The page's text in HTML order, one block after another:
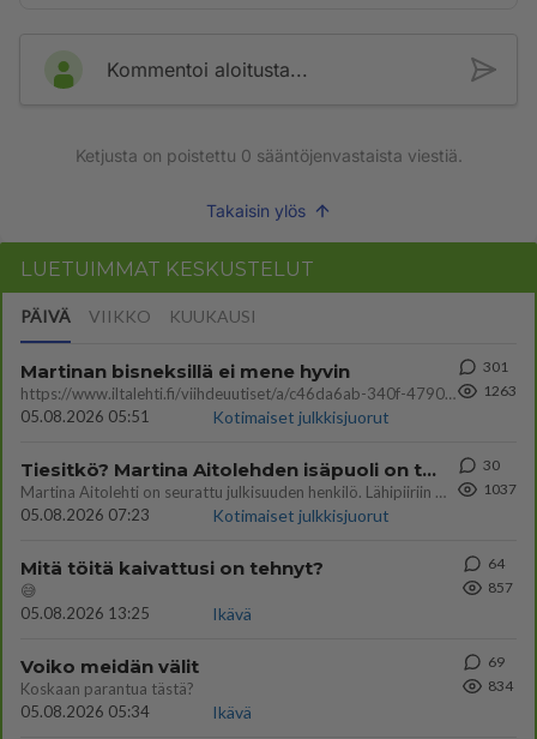
Kommentoi aloitusta...
Ketjusta on poistettu 0 sääntöjenvastaista viestiä.
Takaisin ylös
LUETUIMMAT KESKUSTELUT
PÄIVÄ VIIKKO KUUKAUSI
Martinan bisneksillä ei mene hyvin
https://www.iltalehti.fi/viihdeuutiset/a/c46da6ab-340f-4790-aaa7-0865eed2336 Yrityksen konkurssihakemus on tullut kärä
05.08.2026 05:51
Kotimaiset julkkisjuorut
301
1263
Tiesitkö? Martina Aitolehden isäpuoli on tämä suosittu laulaja
Martina Aitolehti on seurattu julkisuuden henkilö. Lähipiiriin mahtuu muitakin tunnettuja henkilöitä. Tiesitkö, että Ma
05.08.2026 07:23
Kotimaiset julkkisjuorut
30
1037
Mitä töitä kaivattusi on tehnyt?
😅
05.08.2026 13:25
Ikävä
64
857
Voiko meidän välit
Koskaan parantua tästä?
05.08.2026 05:34
Ikävä
69
834